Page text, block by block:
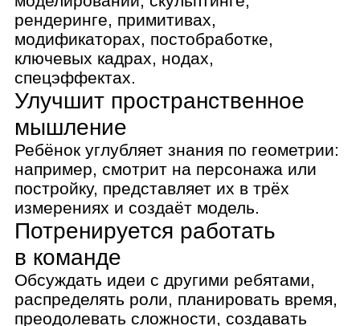
распределять роли, планировать время,
преодолевать сложности, создавать
большие проекты. Всё как в настоящей
IT-компании.
Улучшит творческое
мышление
Ребёнок не просто научится
моделировать: ему станет проще
находить и адаптировать удачные
приёмы для своих работ.
Получит результат
Ребёнок создаст минимум 6 личных
и один финальный проект,
которые добавит в портфолио,
а также покажет родителям и друзьям.